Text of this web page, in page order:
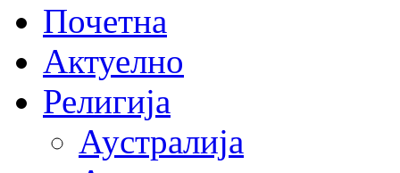
Почетна
Актуелно
Религија
Аустралија